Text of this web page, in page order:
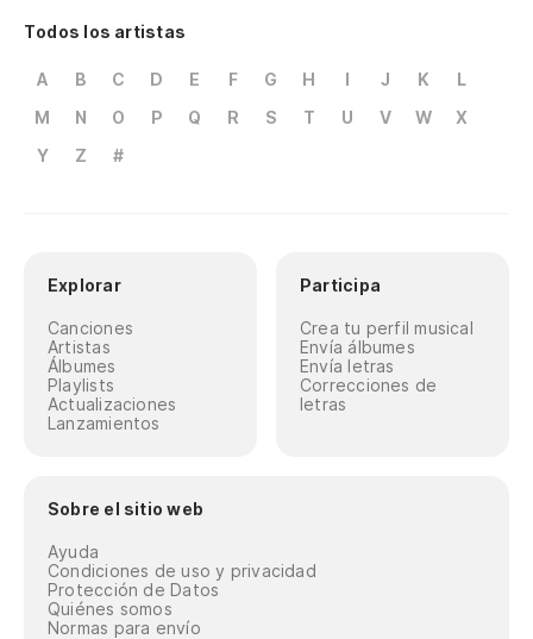
Todos los artistas
A B C D E F G H I J K
L
M
N O P Q R S T U V W
X
Y
Z #
Explorar
Canciones
Artistas
Álbumes
Playlists
Actualizaciones
Lanzamientos
Participa
Crea tu perfil musical
Envía álbumes
Envía letras
Correcciones de
letras
Sobre el sitio web
Ayuda
Condiciones de uso y privacidad
Protección de Datos
Quiénes somos
Normas para envío